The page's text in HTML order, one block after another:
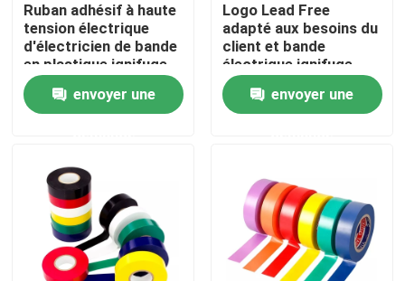
Contactez-nous
Demandez une citation
Ruban adhésif de papier d'emballage
Ruban adhésif d'ANIMAL FAMILIER
Ruban adhésif à haute
tension électrique
d'électricien de bande
en plastique ignifuge
noire de Wire
Insulation Flame
envoyer une
Logo Lead Free
adapté aux besoins du
client et bande
électrique ignifuge
d'isolation de PVC
envoyer une